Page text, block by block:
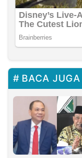
BACA JUGA